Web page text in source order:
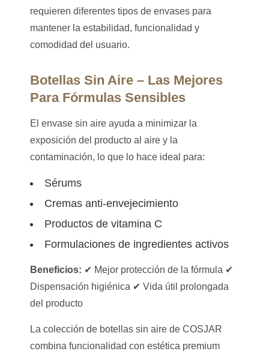
requieren diferentes tipos de envases para
mantener la estabilidad, funcionalidad y
comodidad del usuario.
Botellas Sin Aire – Las Mejores
Para Fórmulas Sensibles
El envase sin aire ayuda a minimizar la
exposición del producto al aire y la
contaminación, lo que lo hace ideal para:
Sérums
Cremas anti-envejecimiento
Productos de vitamina C
Formulaciones de ingredientes activos
Beneficios: ✔ Mejor protección de la fórmula ✔
Dispensación higiénica ✔ Vida útil prolongada
del producto
La colección de botellas sin aire de COSJAR
combina funcionalidad con estética premium